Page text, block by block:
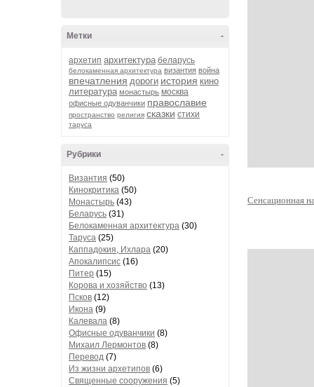
-
Метки
архетип архитектура беларусь
белокаменная архитектура византия война
впечатления дороги история кино
литература монастырь москва
офисные одуванчики православие
пространство религия сказки стихи
таруса
-
Рубрики
Византия (50)
Кинокритика (50)
Монастырь (43)
Беларусь (31)
Белокаменная архитектура (30)
Таруса (25)
Каппадокия, Ихлара (20)
Апокалипсис (16)
Питер (15)
Корова и хозяйство (13)
Псков (12)
Икона (9)
Калевала (8)
Офисные одуванчики (8)
Михаил Лермонтов (8)
Перевод (7)
Из жизни архетипов (6)
Священные сооружения (5)
Сенсационная